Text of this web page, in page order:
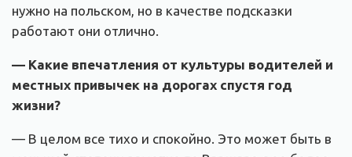
нужно на польском, но в качестве подсказки
работают они отлично.
— Какие впечатления от культуры водителей и
местных привычек на дорогах спустя год
жизни?
— В целом все тихо и спокойно. Это может быть в